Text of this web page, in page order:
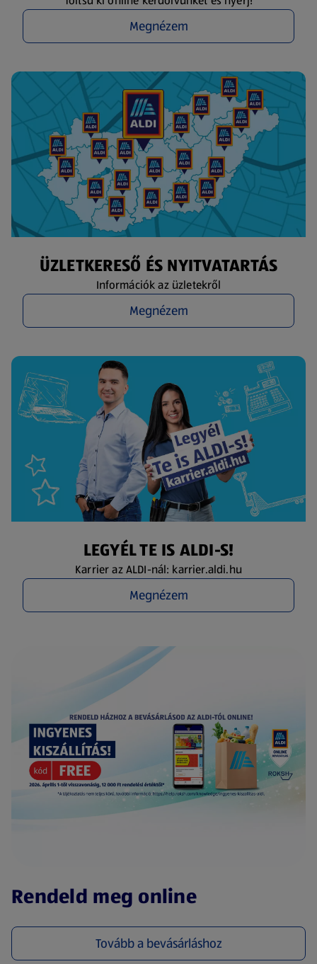
Megnézem
ÜZLETKERESŐ ÉS NYITVATARTÁS
Információk az üzletekről
Megnézem
LEGYÉL TE IS ALDI-S!
Karrier az ALDI-nál: karrier.aldi.hu
Megnézem
Rendeld meg online
Tovább a bevásárláshoz
(új oldalon nyílik meg)